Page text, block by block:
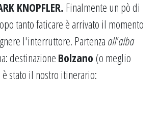
KNOPFLER. Finalmente un pò di
tanto faticare è arrivato il momento
l'interruttore. Partenza all'alba
destinazione Bolzano (o meglio
stato il nostro itinerario: